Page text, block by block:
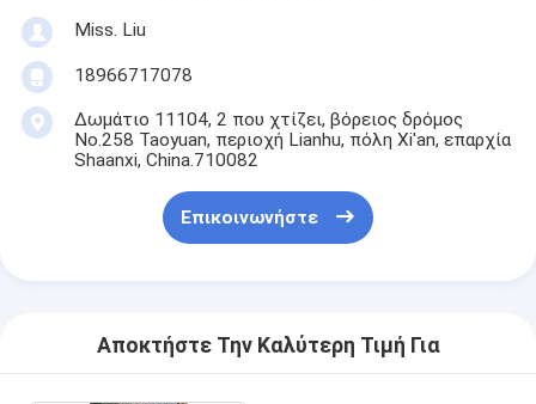
Miss. Liu
18966717078
Δωμάτιο 11104, 2 που χτίζει, βόρειος δρόμος
No.258 Taoyuan, περιοχή Lianhu, πόλη Xi'an, επαρχία
Shaanxi, China.710082
Επικοινωνήστε
Αποκτήστε Την Καλύτερη Τιμή Για